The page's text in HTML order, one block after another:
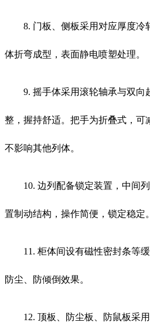
8. 门板、侧板采用对应厚度冷
体折弯成型，表面静电喷塑处理。
9. 摇手体采用滚轮轴承与双向
整，握持舒适。把手为折叠式，可
不影响其他列体。
10. 边列配备锁定装置，中间
置制动结构，操作简便，锁定稳定。
11. 柜体间设有磁性密封条等
防尘、防倾倒效果。
12. 顶板、防尘板、防鼠板采